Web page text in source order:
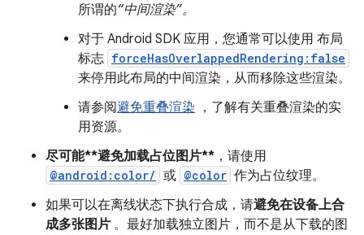
所谓的“中间渲染”。
对于 Android SDK 应用，您通常可以使用 布局
标志 forceHasOverlappedRendering:false
来停用此布局的中间渲染，从而移除这些渲染。
请参阅避免重叠渲染 ，了解有关重叠渲染的实
用资源。
尽可能**避免加载占位图片** ，请使用
@android:color/ 或 @color 作为占位纹理。
如果可以在离线状态下执行合成，请避免在设备上合
成多张图片 。最好加载独立图片，而不是从下载的图